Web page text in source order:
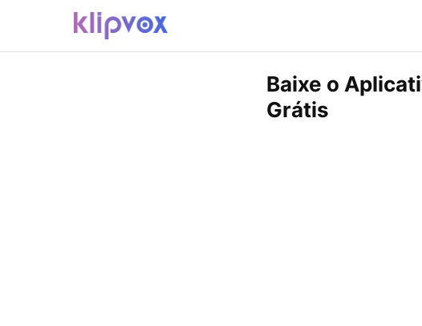
Baixe o
Grátis